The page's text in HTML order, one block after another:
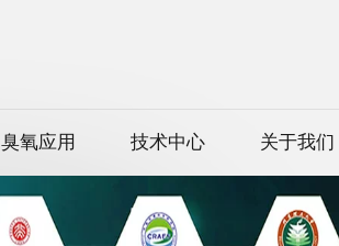
臭氧应用 技术中心 关于我们